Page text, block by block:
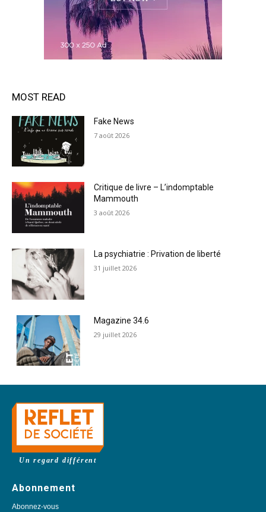
MOST READ
Fake News
7 août 2026
Critique de livre – L’indomptable
Mammouth
3 août 2026
La psychiatrie : Privation de liberté
31 juillet 2026
Magazine 34.6
29 juillet 2026
Un regard différent
Abonnement
Abonnez-vous